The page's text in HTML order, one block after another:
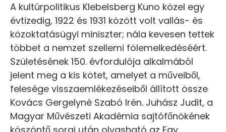
A kultúrpolitikus Klebelsberg Kuno közel egy
évtizedig, 1922 és 1931 között volt vallás- és
közoktatásügyi miniszter; nála kevesen tettek
többet a nemzet szellemi fölemelkedéséért.
Születésének 150. évfordulója alkalmából
jelent meg a kis kötet, amelyet a műveiből,
felesége visszaemlékezéseiből állított össze
Kovács Gergelyné Szabó Irén. Juhász Judit, a
Magyar Művészeti Akadémia sajtófőnökének